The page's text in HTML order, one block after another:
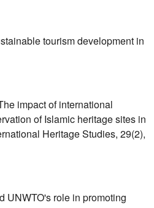
tourism development in
impact of international
of Islamic heritage sites in
Heritage Studies, 29(2),
UNWTO's role in promoting